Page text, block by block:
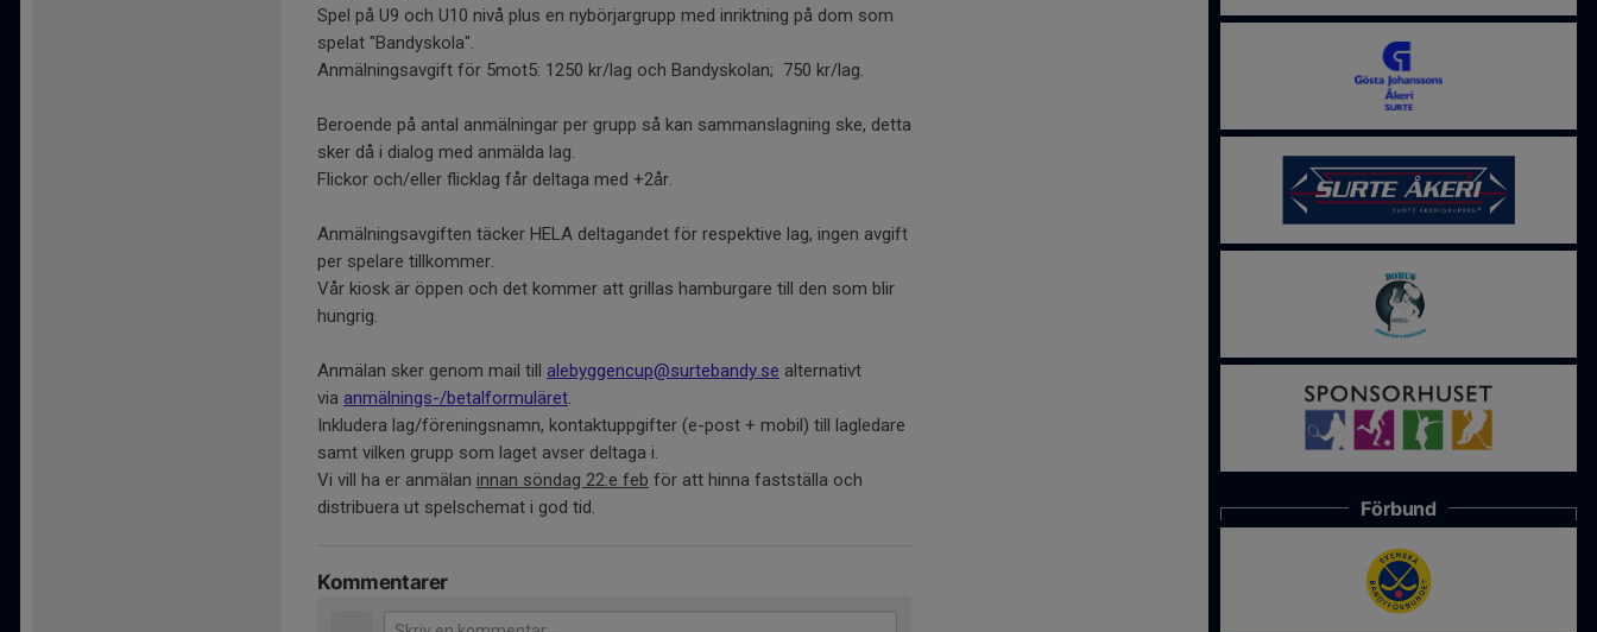
Spel på U9 och U10 nivå plus en nybörjargrupp med inriktning på dom som
spelat "Bandyskola".
Anmälningsavgift för 5mot5: 1250 kr/lag och Bandyskolan; 750 kr/lag.
Beroende på antal anmälningar per grupp så kan sammanslagning ske, detta
sker då i dialog med anmälda lag.
Flickor och/eller flicklag får deltaga med +2år.
Anmälningsavgiften täcker HELA deltagandet för respektive lag, ingen avgift
per spelare tillkommer.
Vår kiosk är öppen och det kommer att grillas hamburgare till den som blir
hungrig.
Anmälan sker genom mail till alebyggencup@surtebandy.se alternativt
via anmälnings-/betalformuläret
Inkludera lag/föreningsnamn, kontaktuppgifter (e-post + mobil) till lagledare
samt vilken grupp som laget avser deltaga i.
Vi vill ha er anmälan innan söndag 22:e feb för att hinna fastställa och
distribuera ut spelschemat i god tid.
Kommentarer
Förbund